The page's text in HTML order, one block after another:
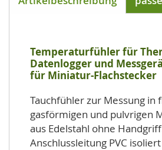
Temperaturfühler für
Datenlogger und
für Miniatur-Flachstecker
Tauchfühler zur Messung in
gasförmigen und pulvrigen
aus Edelstahl ohne
Anschlussleitung PVC